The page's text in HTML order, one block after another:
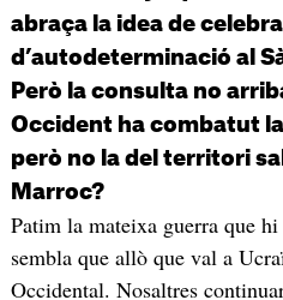
abraça la idea de
d’autodeterminació al
Però la consulta no
Occident ha combatut
però no la del territori
Marroc?
Patim la mateixa guerra que
sembla que allò que val a
Occidental. Nosaltres